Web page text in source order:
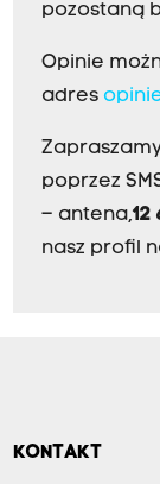
pozostaną
Opinie
adres
poprzez
– antena,12
nasz profil
KONTAKT